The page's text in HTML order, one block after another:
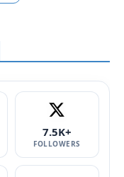
7.5K+
FOLLOWERS